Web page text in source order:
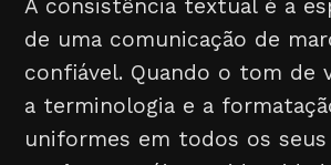
A consistência textual é a
de uma comunicação de
confiável. Quando o tom de
a terminologia e a
uniformes em todos os